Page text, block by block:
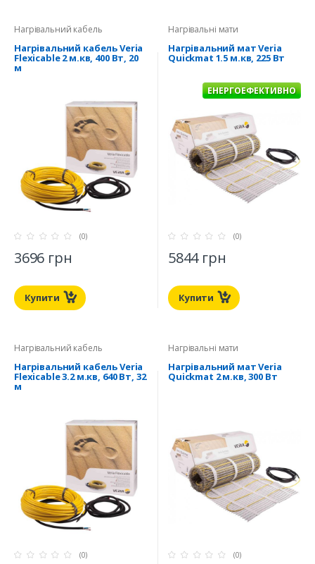
Нагрівальний кабель
Нагрівальний кабель Veria
Flexicable 2 м.кв, 400 Вт, 20
м
(0)
3696 грн
Купити
Нагрівальні мати
Нагрівальний мат Veria
Quickmat 1.5 м.кв, 225 Вт
ЕНЕРГОЕФЕКТИВНО
(0)
5844 грн
Купити
Нагрівальний кабель
Нагрівальний кабель Veria
Flexicable 3.2 м.кв, 640 Вт, 32
м
(0)
Нагрівальні мати
Нагрівальний мат Veria
Quickmat 2 м.кв, 300 Вт
(0)